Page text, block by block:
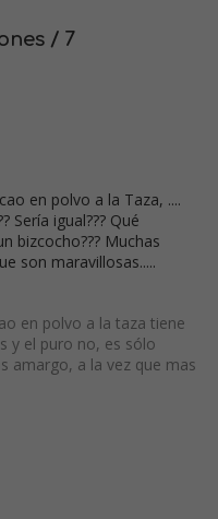
/ 7
en polvo a la Taza, ....
Sería igual??? Qué
bizcocho??? Muchas
son maravillosas.....
en polvo a la taza tiene
y el puro no, es sólo
amargo, a la vez que mas